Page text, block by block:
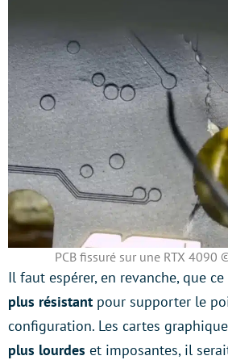
PCB fissuré sur une RTX 4090
Il faut espérer, en revanche, que
plus résistant pour supporter le
configuration. Les cartes
plus lourdes et imposantes, il